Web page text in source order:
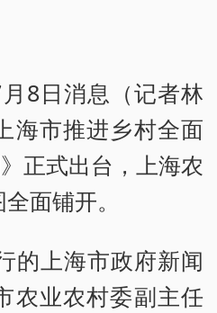
8日消息（记者林
海市推进乡村全面
正式出台，上海农
面铺开。
的上海市政府新闻
农业农村委副主任